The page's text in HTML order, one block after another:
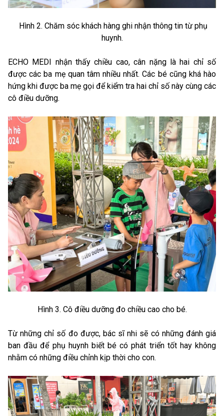
Hình 2. Chăm sóc khách hàng ghi nhận thông tin từ phụ
huynh.
ECHO MEDI nhận thấy chiều cao, cân nặng là hai chỉ số
được các ba mẹ quan tâm nhiều nhất. Các bé cũng khá hào
hứng khi được ba mẹ gọi để kiểm tra hai chỉ số này cùng các
cô điều dưỡng.
Hình 3. Cô điều dưỡng đo chiều cao cho bé.
Từ những chỉ số đo được, bác sĩ nhi sẽ có những đánh giá
ban đầu để phụ huynh biết bé có phát triển tốt hay không
nhằm có những điều chỉnh kịp thời cho con.